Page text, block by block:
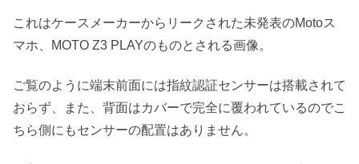
これはケースメーカーからリークされた未発表のMotoス
マホ、MOTO Z3 PLAYのものとされる画像。
ご覧のように端末前面には指紋認証センサーは搭載されて
おらず、また、背面はカバーで完全に覆われているのでこ
ちら側にもセンサーの配置はありません。